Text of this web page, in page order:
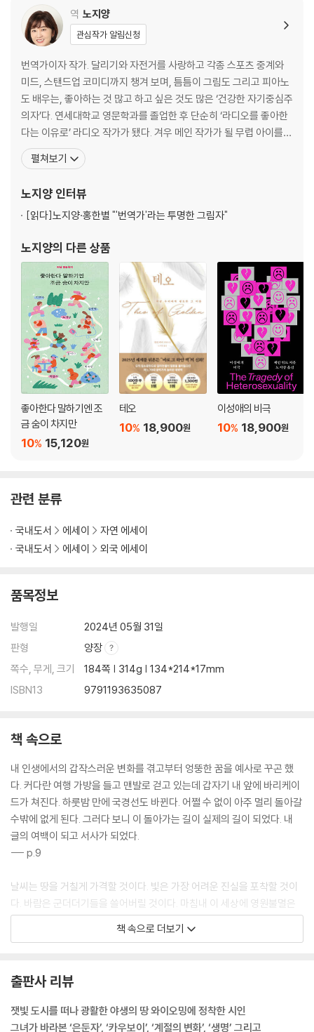
역 노지양
관심작가 알림신청
번역가이자 작가. 달리기와 자전거를 사랑하고 각종 스포츠 중계와
미드, 스탠드업 코미디까지 챙겨 보며, 틈틈이 그림도 그리고 피아노
도 배우는, 좋아하는 것 많고 하고 싶은 것도 많은 ‘건강한 자기중심주
의자’다. 연세대학교 영문학과를 졸업한 후 단순히 ‘라디오를 좋아한
다는 이유로’ 라디오 작가가 됐다. 겨우 메인 작가가 될 무렵 아이를
가지면서 방송 일을 그만두게 되었다. 이후 번역을 시작해 10년이 넘
어가면서 점차 인정받는 번역가가 되었지만, 마음 한편에는 늘 자신
에 관한 단상들을 쓴 책 『먹고사는 게 전부가
펼쳐보기
노지양 인터뷰
[읽다]노지양·홍한별 "'번역가'라는 투명한 그림자"
노지양의 다른 상품
좋아한다 말하기엔 조
금 숨이 차지만
15,120원
10%
테오
18,900원
10%
이성애의 비극
18,900원
10%
관련 분류
국내도서 에세이
자연 에세이
국내도서
에세이 외국 에세이
품목정보
발행일
2024년 05월 31일
판형
양장
쪽수, 무게, 크기
184쪽 | 314g | 134*214*17mm
ISBN13
9791193635087
책 속으로
내 인생에서의 갑작스러운 변화를 겪고부터 엉뚱한 꿈을 예사로 꾸곤 했
다. 커다란 여행 가방을 들고 맨발로 걷고 있는데 갑자기 내 앞에 바리케이
드가 쳐진다. 하룻밤 만에 국경선도 바뀐다. 어쩔 수 없이 아주 멀리 돌아갈
수밖에 없게 된다. 그러다 보니 이 돌아가는 길이 실제의 길이 되었다. 내
글의 여백이 되고 서사가 되었다.
--- p.9
날씨는 땅을 거칠게 가격할 것이다. 빛은 가장 어려운 진실을 포착할 것이
다. 바람은 군더더기들을 쓸어버릴 것이다. 마침내 이 세상에 영원불멸은
없다는 사실이 나에게 심오한 교훈을 준다. 상실은 기이한 종류의 풍요가
된다는 것을, 절망은 삶에 대한 채울 수 없는 허기를 사라지게 한다는 것을.
농장 일은 고된 육체노동이기도 하고 근래에는 경제적인 압박감 때문에
‘농장을 지킨다는 것’은 웬만한 정신력, 자기 회복력, 상식 없이는 견디기
힘든 일이 되었다. 한 사람의 일생은 갈채를 받거나 추방을 당하는 등의 극
책 속으로 더보기
출판사 리뷰
잿빛 도시를 떠나 광활한 야생의 땅 와이오밍에 정착한 시인
그녀가 바라본 ‘은둔자’, ‘카우보이’, ‘계절의 변화’, ‘생명’ 그리고